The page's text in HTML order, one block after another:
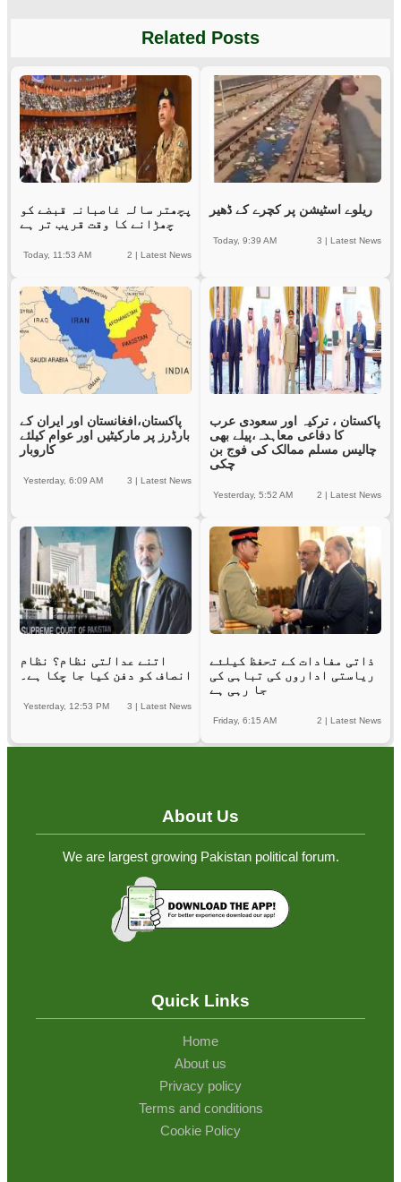
Related Posts
پچھتر سالہ غاصبانہ قبضے کو
چھڑانے کا وقت قریب تر ہے
2 | Latest News
Today, 11:53 AM
ریلوے اسٹیشن پر کچرے کے ڈھیر
3 | Latest News
Today, 9:39 AM
پاکستان،افغانستان اور ایران کے
بارڈرز پر مارکیٹیں اور عوام کیلئے
کاروبار
3 | Latest News
Yesterday, 6:09 AM
پاکستان ، ترکیہ اور سعودی عرب
کا دفاعی معاہدہ،پیلے بھی
چالیس مسلم ممالک کی فوج بن
چکی
2 | Latest News
Yesterday, 5:52 AM
اتنے عدالتی نظام؟ نظام
انصاف کو دفن کیا جا چکا ہے۔
3 | Latest News
Yesterday, 12:53 PM
ذاتی مفادات کے تحفظ کیلئے
ریاستی اداروں کی تباہی کی
جا رہی ہے
2 | Latest News
Friday, 6:15 AM
About Us
We are largest growing Pakistan political forum.
Quick Links
Home
About us
Privacy policy
Terms and conditions
Cookie Policy